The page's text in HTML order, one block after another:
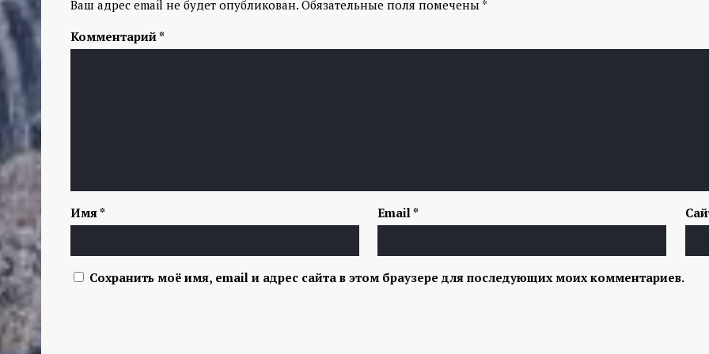
Ваш адрес email не будет опубликован. Обязательные поля помечены *
Комментарий*
Имя* Email*
Сохранить моё имя, email и адрес сайта в этом браузере для последующих моих комментариев.